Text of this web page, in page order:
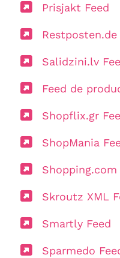
Prisjakt Feed
Restposten.de
Salidzini.lv
Feed de
Shopflix.gr
ShopMania
Shopping.com
Skroutz XML
Smartly Feed
Sparmedo